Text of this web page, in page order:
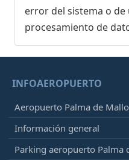
error del sistema o
procesamiento de
INFOAEROPUERTO
Aeropuerto Palma de
Información general
Parking aeropuerto Palma